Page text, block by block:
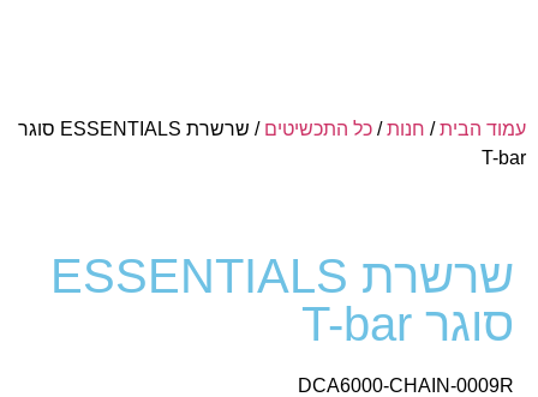
עמוד הבית/ חנות/ כל התכשיטים
/ שרשרת ESSENTIALS סוגר
T-bar
שרשרת ESSENTIALS
סוגר T-bar
DCA6000-CHAIN-0009R